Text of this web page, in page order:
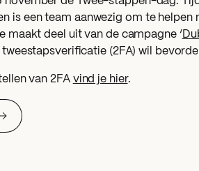
is een team aanwezig om te helpen
maakt deel uit van de campagne ‘
(2FA) wil
van 2FA vind je hier.